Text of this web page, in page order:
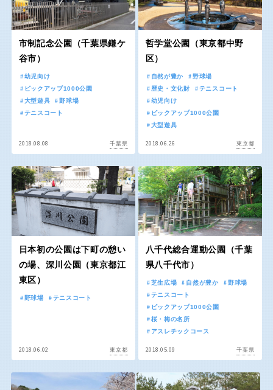
近畿
滋賀
和歌山
中国・四国
島根
市制記念公園（千葉県鎌ケ
谷市）
幼児向け
ピックアップ1000公園
大型遊具
野球場
テニスコート
2018.08.08 千葉県
哲学堂公園（東京都中野
区）
自然が豊か
野球場
歴史・文化財
テニスコート
幼児向け
ピックアップ1000公園
大型遊具
2018.06.26 東京都
日本初の公園は下町の憩い
の場、深川公園（東京都江
東区）
野球場 テニスコート
2018.06.02 東京都
八千代総合運動公園（千葉
県八千代市）
芝生広場 自然が豊か
野球場
テニスコート
ピックアップ1000公園
桜・梅の名所
アスレチックコース
2018.05.09 千葉県